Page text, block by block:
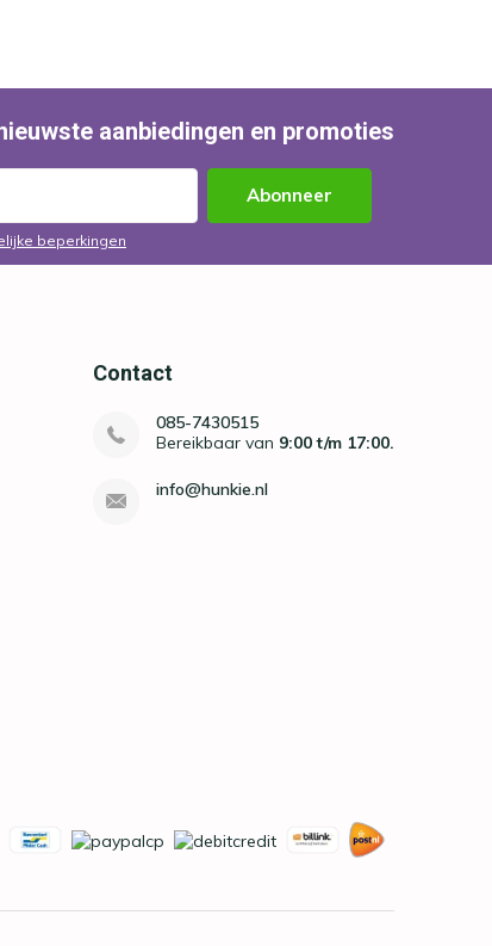
aanbiedingen en promoties
Abonneer
beperkingen
Contact
085-7430515
Bereikbaar van 9:00 t/m 17:00.
info@hunkie.nl